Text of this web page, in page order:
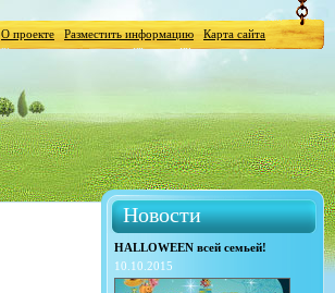
О проекте Разместить информацию Карта сайта
Новости
HALLOWEEN всей семьей!
10.10.2015